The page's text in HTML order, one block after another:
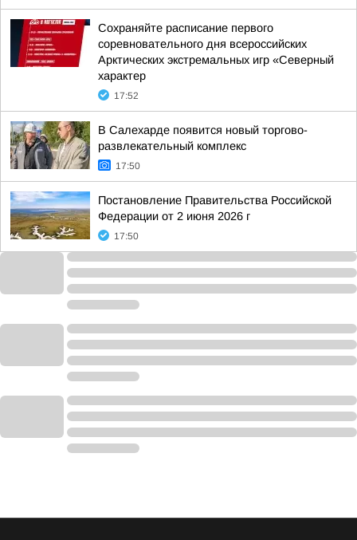
Сохраняйте расписание первого
соревновательного дня всероссийских
Арктических экстремальных игр «Северный
характер
17:52
В Салехарде появится новый торгово-
развлекательный комплекс
17:50
Постановление Правительства Российской
Федерации от 2 июня 2026 г
17:50